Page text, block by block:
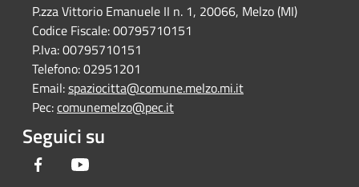
P.zza Vittorio Emanuele II n. 1, 20066, Melzo (MI)
Codice Fiscale:00795710151
P.Iva:00795710151
Telefono:02951201
Email:spaziocitta@comune.melzo.mi.it
Pec:comunemelzo@pec.it
Seguici su
Facebook